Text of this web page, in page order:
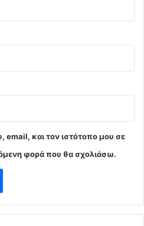
και τον ιστότοπο μου σε
φορά που θα σχολιάσω.